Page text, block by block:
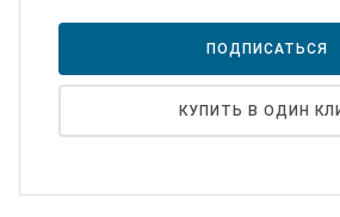
ПОДПИСАТЬСЯ
КУПИТЬ В ОДИН